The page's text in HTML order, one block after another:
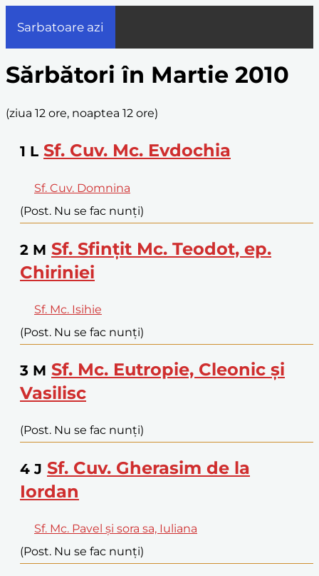
Sarbatoare azi
Sărbători în Martie 2010
(ziua 12 ore, noaptea 12 ore)
1 L Sf. Cuv. Mc. Evdochia
Sf. Cuv. Domnina
(Post. Nu se fac nunți)
2 M Sf. Sfințit Mc. Teodot, ep.
Chiriniei
Sf. Mc. Isihie
(Post. Nu se fac nunți)
3 M Sf. Mc. Eutropie, Cleonic și
Vasilisc
(Post. Nu se fac nunți)
4 J Sf. Cuv. Gherasim de la
Iordan
Sf. Mc. Pavel și sora sa, Iuliana
(Post. Nu se fac nunți)